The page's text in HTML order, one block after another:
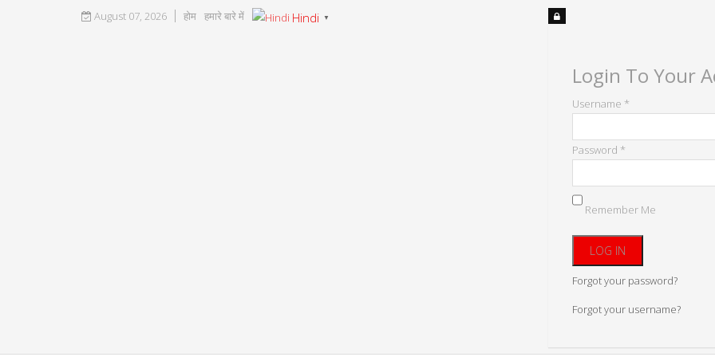
August 07, 2026 होम हमारे बारे में Hindi ▼
Login To Your
Username *
Password *
Remember Me
Forgot your password?
Forgot your username?